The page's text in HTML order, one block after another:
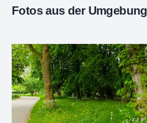
Fotos aus der Umgebung
+
−